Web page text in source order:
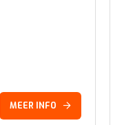
MEER INFO